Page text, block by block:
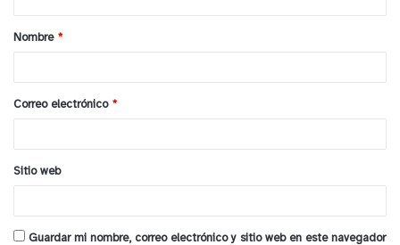
a
r
*
Nombre *
Correo electrónico *
Sitio web
Guardar mi nombre, correo electrónico y sitio web en este navegador